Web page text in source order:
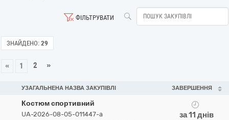
ФІЛЬТРУВАТИ
ЗНАЙДЕНО: 29
« 1 2 »
УЗАГАЛЬНЕНА НАЗВА ЗАКУПІВЛІ ЗАВЕРШЕННЯ
Костюм спортивний
UA-2026-08-05-011447-a
за 11 днів